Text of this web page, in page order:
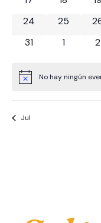
0 eventos
24 0 eventos
25 0
0 eventos
31 0 eventos
1 2
Aviso No hay ningún
Jul